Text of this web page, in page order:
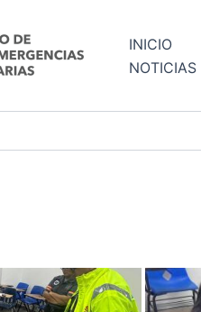
INICIO
NOTICIAS